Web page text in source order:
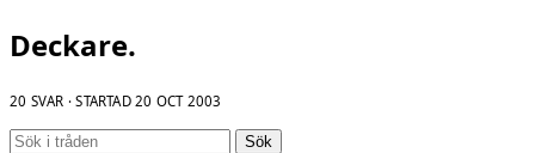
Deckare.
20 SVAR · STARTAD20 OCT 2003
Sök